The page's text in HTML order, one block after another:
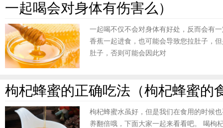
一起喝会对身体有伤害么）
一起喝不仅不会对身体有好处，反而会有
香蕉一起进食，也可能会导致您拉肚子，
肚子，否则可能会因此对
枸杞蜂蜜的正确吃法（枸杞蜂蜜的
枸杞蜂蜜水虽好，但是我们在食用的时候
养翻倍哦，下面大家一起来看看吧。 喝枸